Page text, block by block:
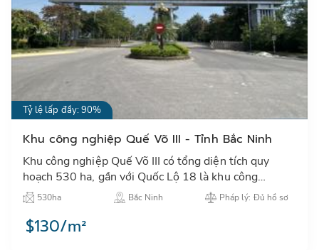
Tỷ lệ lấp đầy: 90%
Khu công nghiệp Quế Võ III - Tỉnh Bắc Ninh
Khu công nghiệp Quế Võ III có tổng diện tích quy
hoạch 530 ha, gần với Quốc Lộ 18 là khu công
nghiệp có vị trí tốt và khả năng thu hút đầu tư đa
ngành…
530ha Bắc Ninh Pháp lý: Đủ hồ sơ
$130/m²